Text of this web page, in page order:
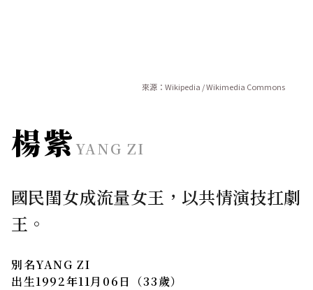
楊紫 YANG ZI
國民閨女成流量女王，以共情演技扛劇
王。
別名YANG ZI
出生1992年11月06日（33歲）
來源：Wikipedia / Wikimedia Commons